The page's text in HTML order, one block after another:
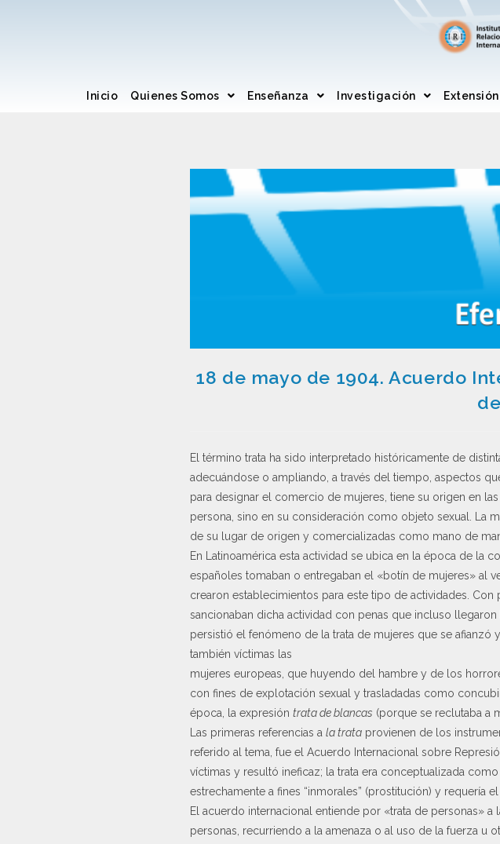
Inicio Quienes Somos Enseñanza Investigación Extensión
18 de mayo de 1904. Acuerdo
El término trata ha sido interpretado históricamente de
adecuándose o ampliando, a través del tiempo, aspectos
para designar el comercio de mujeres, tiene su origen en
persona, sino en su consideración como objeto sexual. La
de su lugar de origen y comercializadas como mano de
En Latinoamérica esta actividad se ubica en la época de la
españoles tomaban o entregaban el «botín de mujeres» al
crearon establecimientos para este tipo de actividades.
sancionaban dicha actividad con penas que incluso
persistió el fenómeno de la trata de mujeres que se
también víctimas las
mujeres europeas, que huyendo del hambre y de los
con fines de explotación sexual y trasladadas como
época, la expresión trata de blancas (porque se reclutaba a
Las primeras referencias a la trata provienen de los
referido al tema, fue el Acuerdo Internacional sobre
víctimas y resultó ineficaz; la trata era conceptualizada
estrechamente a fines “inmorales” (prostitución) y requería
El acuerdo internacional entiende por «trata de personas»
personas, recurriendo a la amenaza o al uso de la fuerza u